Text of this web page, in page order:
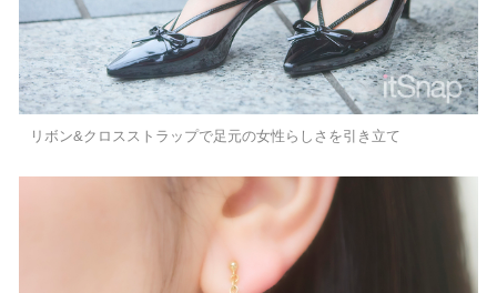
リボン&クロスストラップで足元の女性らしさを引き立て